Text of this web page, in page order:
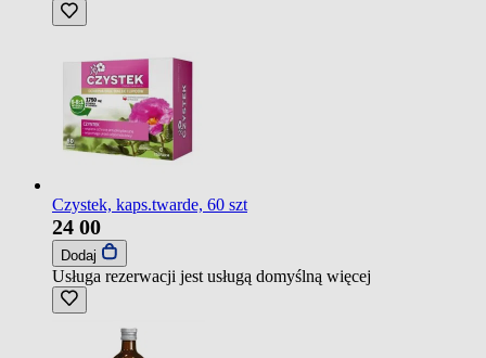
Czystek, kaps.twarde, 60 szt
24 00
Dodaj
Usługa rezerwacji jest usługą domyślną więcej